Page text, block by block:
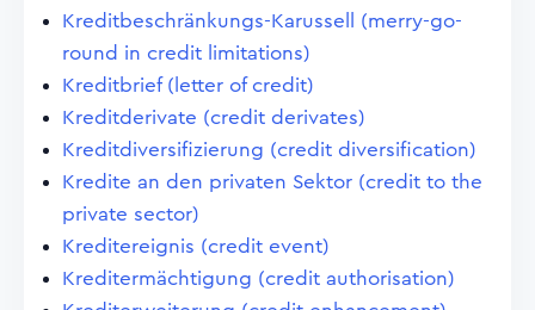
Kreditbeschränkungs-Karussell (merry-go-
round in credit limitations)
Kreditbrief (letter of credit)
Kreditderivate (credit derivates)
Kreditdiversifizierung (credit diversification)
Kredite an den privaten Sektor (credit to the
private sector)
Kreditereignis (credit event)
Kreditermächtigung (credit authorisation)